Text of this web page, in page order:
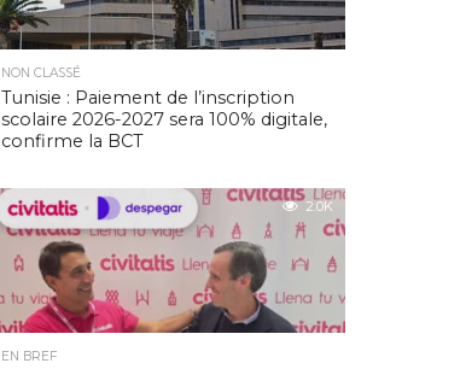
NON CLASSÉ
Tunisie : Paiement de l’inscription
scolaire 2026-2027 sera 100% digitale,
confirme la BCT
2.0K
EN BREF